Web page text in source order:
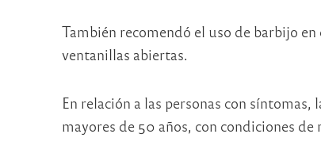
También recomendó el uso de barbijo
ventanillas abiertas.
En relación a las personas con
mayores de 50 años, con condiciones